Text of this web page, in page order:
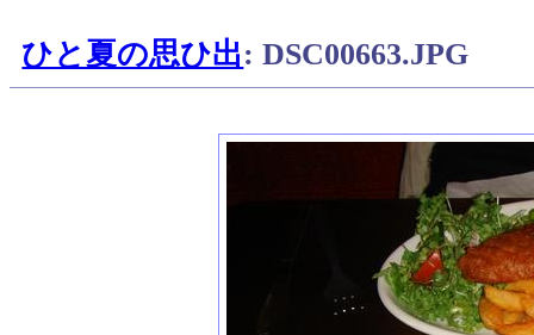
ひと夏の思ひ出: DSC00663.JPG